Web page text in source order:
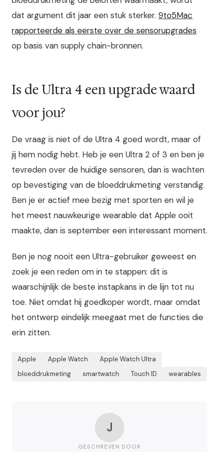
dat argument dit jaar een stuk sterker. 9to5Mac
rapporteerde als eerste over de sensorupgrades
op basis van supply chain-bronnen.
Is de Ultra 4 een upgrade waard
voor jou?
De vraag is niet of de Ultra 4 goed wordt, maar of
jij hem nodig hebt. Heb je een Ultra 2 of 3 en ben je
tevreden over de huidige sensoren, dan is wachten
op bevestiging van de bloeddrukme­ting verstandig.
Ben je er actief mee bezig met sporten en wil je
het meest nauwkeurige wearable dat Apple ooit
maakte, dan is september een interessant moment.
Ben je nog nooit een Ultra-gebruiker geweest en
zoek je een reden om in te stappen: dit is
waarschijnlijk de beste instapkans in de lijn tot nu
toe. Niet omdat hij goedkoper wordt, maar omdat
het ontwerp eindelijk meegaat met de functies die
erin zitten.
Apple Apple Watch
Apple Watch Ultra
bloeddrukme­ting
smartwatch Touch ID wearables
J
GESCHREVEN DOOR